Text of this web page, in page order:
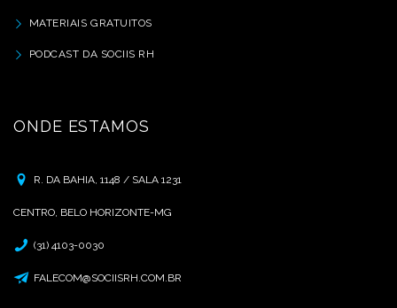
MATERIAIS GRATUITOS
PODCAST DA SOCIIS RH
ONDE ESTAMOS
R. DA BAHIA, 1148 / SALA 1231
CENTRO, BELO HORIZONTE-MG
(31) 4103-0030
FALECOM@SOCIISRH.COM.BR